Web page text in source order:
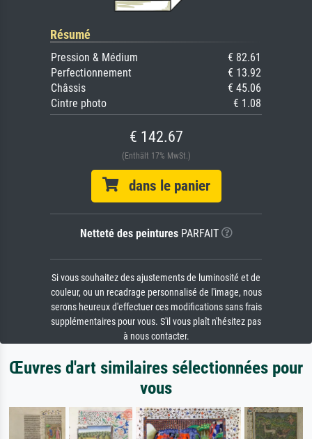
Résumé
Pression & Médium
€ 82.61
Perfectionnement
€ 13.92
Châssis
€ 45.06
Cintre photo
€ 1.08
€ 142.67
(Enthält 17% MwSt.)
dans le panier
Netteté des peinturesPARFAIT
Si vous souhaitez des ajustements de luminosité et de
couleur, ou un recadrage personnalisé de l'image, nous
serons heureux d'effectuer ces modifications sans frais
supplémentaires pour vous. S'il vous plaît n'hésitez pas
à nous contacter.
Œuvres d'art similaires sélectionnées pour
vous